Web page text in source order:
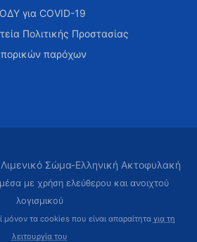
για COVID-19
Πολιτικής Προστασίας
παρόχων
Σώμα-Ελληνική Ακτοφυλακή
με χρήση ελεύθερου και ανοιχτού
λογισμικού
μόνον τα cookies που είναι απαραίτητα για τη
λειτουργία του